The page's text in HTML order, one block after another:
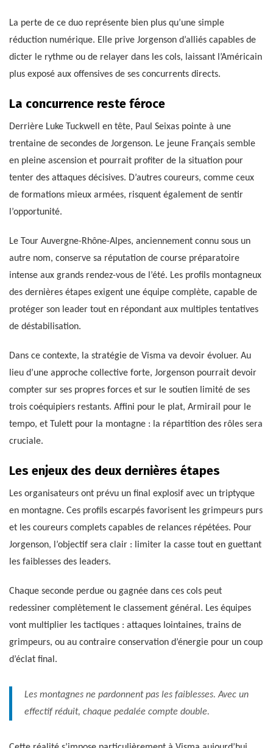
La perte de ce duo représente bien plus qu’une simple
réduction numérique. Elle prive Jorgenson d’alliés capables de
dicter le rythme ou de relayer dans les cols, laissant l’Américain
plus exposé aux offensives de ses concurrents directs.
La concurrence reste féroce
Derrière Luke Tuckwell en tête, Paul Seixas pointe à une
trentaine de secondes de Jorgenson. Le jeune Français semble
en pleine ascension et pourrait profiter de la situation pour
tenter des attaques décisives. D’autres coureurs, comme ceux
de formations mieux armées, risquent également de sentir
l’opportunité.
Le Tour Auvergne-Rhône-Alpes, anciennement connu sous un
autre nom, conserve sa réputation de course préparatoire
intense aux grands rendez-vous de l’été. Les profils montagneux
des dernières étapes exigent une équipe complète, capable de
protéger son leader tout en répondant aux multiples tentatives
de déstabilisation.
Dans ce contexte, la stratégie de Visma va devoir évoluer. Au
lieu d’une approche collective forte, Jorgenson pourrait devoir
compter sur ses propres forces et sur le soutien limité de ses
trois coéquipiers restants. Affini pour le plat, Armirail pour le
tempo, et Tulett pour la montagne : la répartition des rôles sera
cruciale.
Les enjeux des deux dernières étapes
Les organisateurs ont prévu un final explosif avec un triptyque
en montagne. Ces profils escarpés favorisent les grimpeurs purs
et les coureurs complets capables de relances répétées. Pour
Jorgenson, l’objectif sera clair : limiter la casse tout en guettant
les faiblesses des leaders.
Chaque seconde perdue ou gagnée dans ces cols peut
redessiner complètement le classement général. Les équipes
vont multiplier les tactiques : attaques lointaines, trains de
grimpeurs, ou au contraire conservation d’énergie pour un coup
d’éclat final.
Les montagnes ne pardonnent pas les faiblesses. Avec un
effectif réduit, chaque pedalée compte double.